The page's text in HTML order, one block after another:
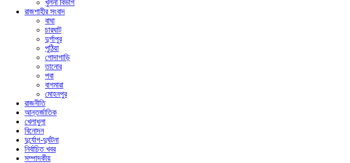
খুলনা বিভাগ
রাজশাহীর সংবাদ
বাঘা
চারঘাট
দুর্গাপুর
পুঠিয়া
গোদাগাড়ি
তানোর
পবা
বাগমারা
মোহনপুর
রাজনীতি
আন্তর্জাতিক
খেলাধুলা
বিনোদন
দুর্যোগ-দুর্ঘটনা
নির্বাচিত খবর
সম্পাদকীয়